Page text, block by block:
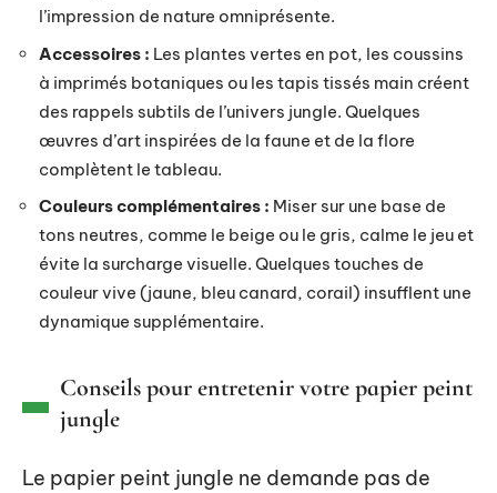
l’impression de nature omniprésente.
Accessoires : Les plantes vertes en pot, les coussins
à imprimés botaniques ou les tapis tissés main créent
des rappels subtils de l’univers jungle. Quelques
œuvres d’art inspirées de la faune et de la flore
complètent le tableau.
Couleurs complémentaires : Miser sur une base de
tons neutres, comme le beige ou le gris, calme le jeu et
évite la surcharge visuelle. Quelques touches de
couleur vive (jaune, bleu canard, corail) insufflent une
dynamique supplémentaire.
Conseils pour entretenir votre papier peint
jungle
Le papier peint jungle ne demande pas de